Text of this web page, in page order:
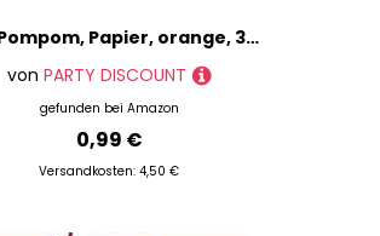
NEU Pompom, Papier, orange, 30 cm, 1 Stk.
von PARTY DISCOUNT
gefunden bei Amazon
0,99 €
Versandkosten: 4,50 €